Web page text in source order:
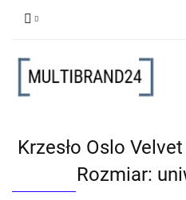
Krzesło Oslo
Rozmiar: